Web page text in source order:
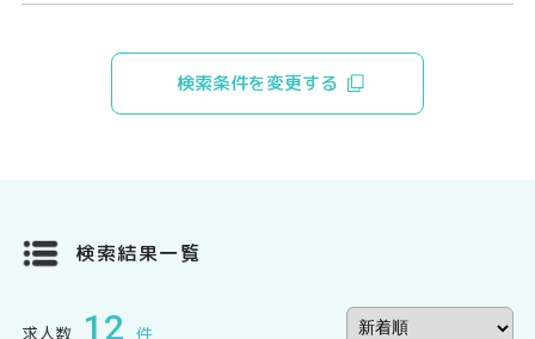
検索条件を変更する
検索結果一覧
求人数 12 件